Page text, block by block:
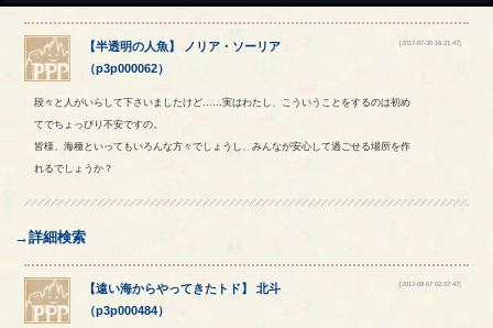
【半透明の人魚】 ノリア ・ ソーリア
（p3p000062）
[2017-07-30 16:21:47]
段々と人がいらして下さいましたけど……実はわたし、こういうことをするのは初め
てでちょっぴり不安ですの。
皆様、海種といってもいろんな方々でしょうし、みんなが安心して過ごせる場所を作
れるでしょうか？
→詳細検索
【遠い海からやってきたトド】北斗
（p3p000484）
[2017-08-07 02:07:47]